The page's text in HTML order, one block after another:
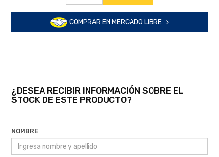
COMPRAR EN MERCADO LIBRE
¿DESEA RECIBIR INFORMACIÓN SOBRE EL
STOCK DE ESTE PRODUCTO?
NOMBRE